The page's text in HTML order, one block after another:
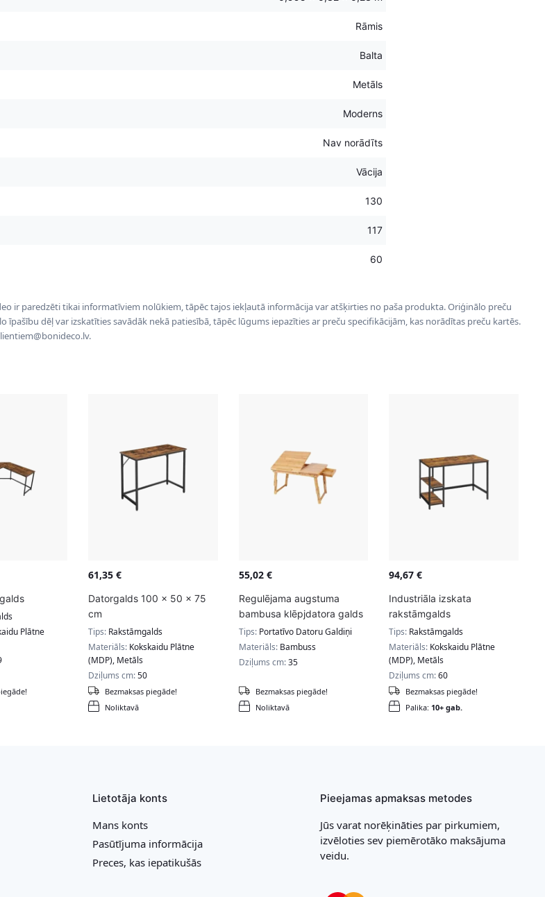
Rāmis
Balta
Metāls
Moderns
Nav norādīts
Vācija
130
117
60
ir paredzēti tikai informatīviem nolūkiem, tāpēc tajos iekļautā informācija var atšķirties no paša produkta. Oriģinālo preču
dēļ var izskatīties savādāk nekā patiesībā, tāpēc lūgums iepazīties ar preču specifikācijām, kas norādītas preču kartēs.
Plātne
61,35€
Datorgalds 100 x 50 x 75
cm
Tips: Rakstāmgalds
Materiāls: Kokskaidu Plātne
(MDP), Metāls
Dziļums cm:50
Noliktavā
Bezmaksas piegāde!
55,02 €
Regulējama augstuma
bambusa klēpjdatora galds
Tips: Portatīvo Datoru Galdiņi
Materiāls: Bambuss
Dziļums cm:35
Noliktavā
Bezmaksas piegāde!
94,67€
Industriāla izskata
rakstāmgalds
Tips: Rakstāmgalds
Materiāls: Kokskaidu Plātne
(MDP), Metāls
Dziļums cm:60
Palika: 10+ gab.
Bezmaksas piegāde!
Lietotāja konts
Mans konts
Pasūtījuma informācija
Preces, kas iepatikušās
Pieejamas apmaksas metodes
Jūs varat norēķināties par pirkumiem,
izvēloties sev piemērotāko maksājuma
veidu.